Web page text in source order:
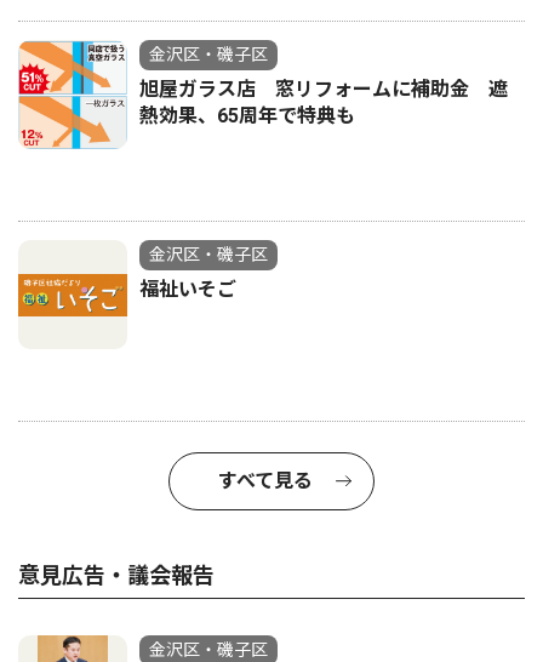
金沢区・磯子区
旭屋ガラス店 窓リフォームに補助金 遮
熱効果、65周年で特典も
金沢区・磯子区
福祉いそご
すべて見る
意見広告・議会報告
金沢区・磯子区